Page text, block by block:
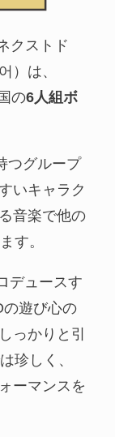
クストド
）は、
の6人組ボ
つグループ
いキャラク
音楽で他の
す。
デュースす
の遊び心の
っかりと引
珍しく、
ーマンスを